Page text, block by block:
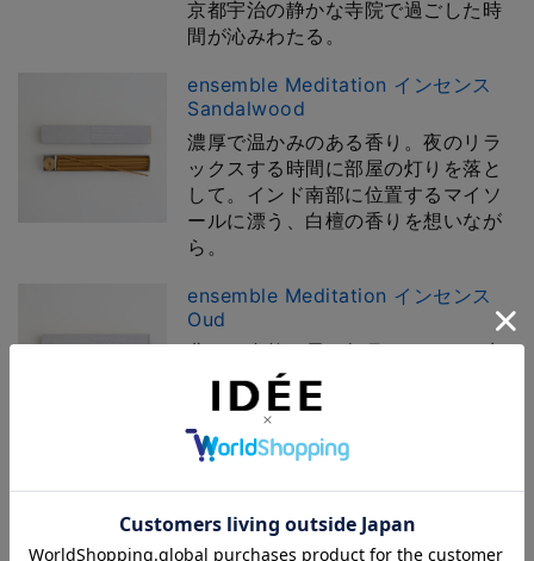
京都宇治の静かな寺院で過ごした時
間が沁みわたる。
ensemble Meditation インセンス
Sandalwood
濃厚で温かみのある香り。夜のリラ
ックスする時間に部屋の灯りを落と
して。インド南部に位置するマイソ
ールに漂う、白檀の香りを想いなが
ら。
ensemble Meditation インセンス
Oud
豊かな自然に長い年月いだかれて生
まれる香り。揺らぐ心を統一したい
ときに。インドネシア・スマトラの
驚くほど茂る植生を想いながら。
5種類の香りがセットになっていま